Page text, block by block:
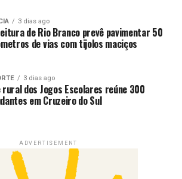
3 dias ago
de Rio Branco prevê pavimentar 50
de vias com tijolos maciços
3 dias ago
rural dos Jogos Escolares reúne 300
em Cruzeiro do Sul
ADVERTISEMENT